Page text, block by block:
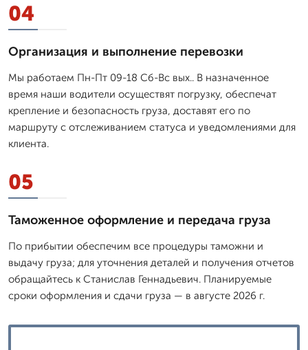
04
Организация и выполнение перевозки
Мы работаем Пн-Пт 09-18 Сб-Вс вых.. В назначенное
время наши водители осуществят погрузку, обеспечат
крепление и безопасность груза, доставят его по
маршруту с отслеживанием статуса и уведомлениями для
клиента.
05
Таможенное оформление и передача груза
По прибытии обеспечим все процедуры таможни и
выдачу груза; для уточнения деталей и получения отчетов
обращайтесь к Станислав Геннадьевич. Планируемые
сроки оформления и сдачи груза — в августе 2026 г.